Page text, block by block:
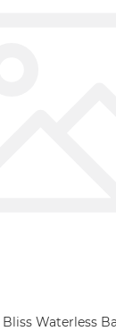
Bliss Waterless